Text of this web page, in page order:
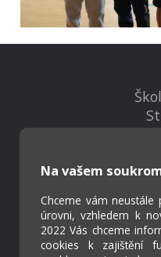
Na vašem
Chceme vám neustále
úrovni, vzhledem k
2022 Vás chceme
cookies k zajištění